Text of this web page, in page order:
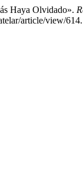
Haya Olvidado».
article/view/614.